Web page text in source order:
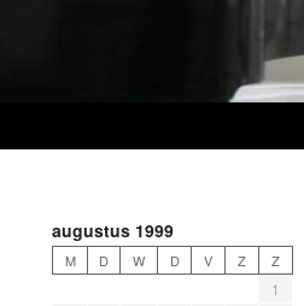
augustus 1999
M D W D V Z Z
1